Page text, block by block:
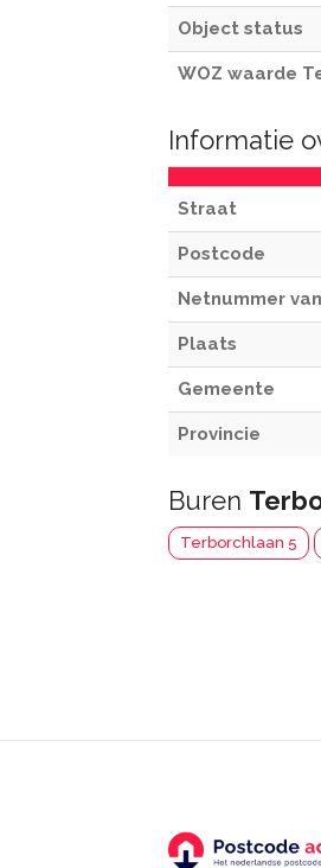
Object status
WOZ waarde
Informatie
Straat
Postcode
Netnummer
Plaats
Gemeente
Provincie
Buren
Terborchlaan 5